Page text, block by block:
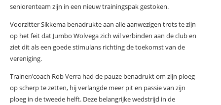
seniorenteam zijn in een nieuw trainingspak gestoken.
Voorzitter Sikkema benadrukte aan alle aanwezigen trots te zijn
op het feit dat Jumbo Wolvega zich wil verbinden aan de club en
ziet dit als een goede stimulans richting de toekomst van de
vereniging.
Trainer/coach Rob Verra had de pauze benadrukt om zijn ploeg
op scherp te zetten, hij verlangde meer pit en passie van zijn
ploeg in de tweede helft. Deze belangrijke wedstrijd in de